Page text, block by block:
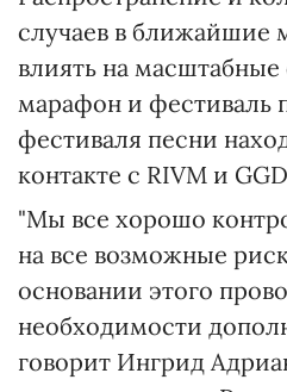
случаев в ближайшие
влиять на масштабные
марафон и фестиваль
фестиваля песни
контакте с RIVM и
"Мы все хорошо
на все возможные
основании этого
необходимости
говорит Ингрид